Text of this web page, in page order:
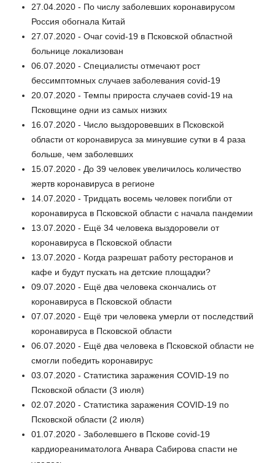
27.04.2020 - По числу заболевших коронавирусом
Россия обогнала Китай
27.07.2020 - Очаг covid-19 в Псковской областной
больнице локализован
06.07.2020 - Специалисты отмечают рост
бессимптомных случаев заболевания covid-19
20.07.2020 - Темпы прироста случаев covid-19 на
Псковщине одни из самых низких
16.07.2020 - Число выздоровевших в Псковской
области от коронавируса за минувшие сутки в 4 раза
больше, чем заболевших
15.07.2020 - До 39 человек увеличилось количество
жертв коронавируса в регионе
14.07.2020 - Тридцать восемь человек погибли от
коронавируса в Псковской области с начала пандемии
13.07.2020 - Ещё 34 человека выздоровели от
коронавируса в Псковской области
13.07.2020 - Когда разрешат работу ресторанов и
кафе и будут пускать на детские площадки?
09.07.2020 - Ещё два человека скончались от
коронавируса в Псковской области
07.07.2020 - Ещё три человека умерли от последствий
коронавируса в Псковской области
06.07.2020 - Ещё два человека в Псковской области не
смогли победить коронавирус
03.07.2020 - Статистика заражения COVID-19 по
Псковской области (3 июля)
02.07.2020 - Статистика заражения COVID-19 по
Псковской области (2 июля)
01.07.2020 - Заболевшего в Пскове covid-19
кардиореаниматолога Анвара Сабирова спасти не